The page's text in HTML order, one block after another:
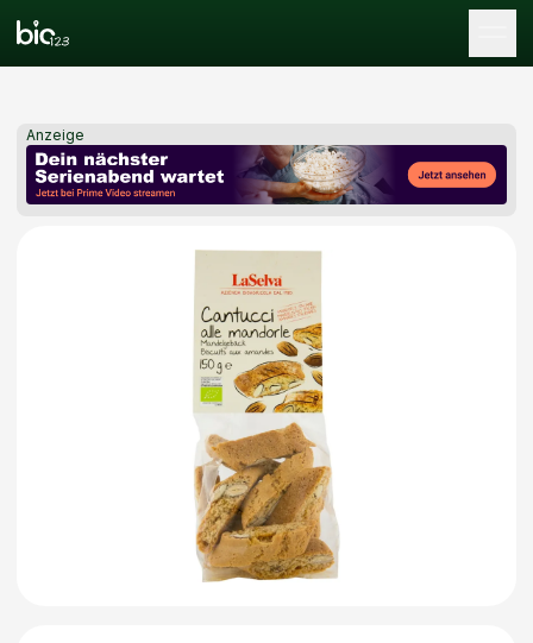
Anzeige